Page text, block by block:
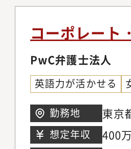
が叶
タ
大手
が続
コーポレート
PwC弁護士法人
英語力が活かせる
勤務地
東京
ルデ
想定年収